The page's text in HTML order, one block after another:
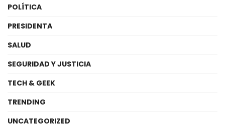
POLÍTICA
PRESIDENTA
SALUD
SEGURIDAD Y JUSTICIA
TECH & GEEK
TRENDING
UNCATEGORIZED